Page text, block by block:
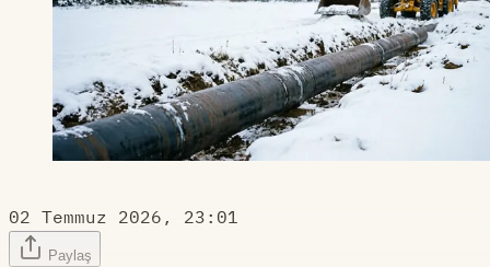
02 Temmuz 2026, 23:01
Paylaş